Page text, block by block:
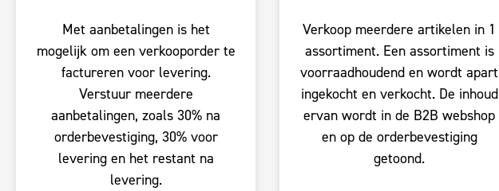
Met aanbetalingen is het
mogelijk om een verkooporder te
factureren voor levering.
Verstuur meerdere
aanbetalingen, zoals 30% na
orderbevestiging, 30% voor
levering en het restant na
levering.
Verkoop meerdere artikelen in 1
assortiment. Een assortiment is
voorraadhoudend en wordt apart
ingekocht en verkocht. De inhoud
ervan wordt in de B2B webshop
en op de orderbevestiging
getoond.